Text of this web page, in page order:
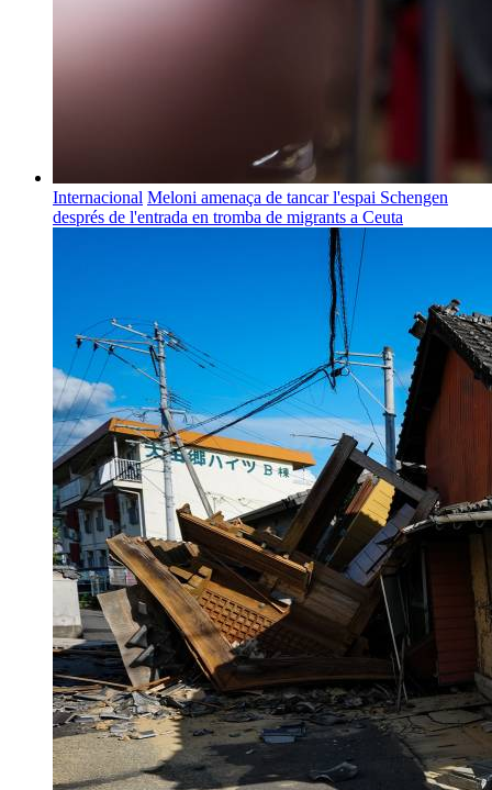
Internacional Meloni amenaça de tancar l'espai Schengen
després de l'entrada en tromba de migrants a Ceuta